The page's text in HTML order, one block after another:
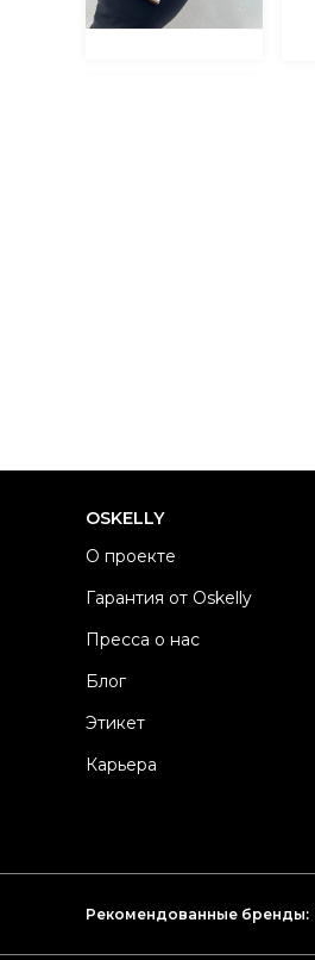
OSKELLY
О проекте
Гарантия от Oskelly
Пресса о нас
Блог
Этикет
Карьера
Рекомендованные бренды: